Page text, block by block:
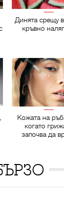
Динята срещу
кръвно
Кожата на
когато
започва да